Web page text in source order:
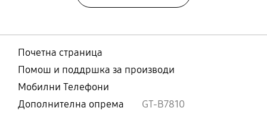
Почетна страница
Помош и поддршка за производи
Мобилни Телефони
Дополнителна опрема
GT-B7810